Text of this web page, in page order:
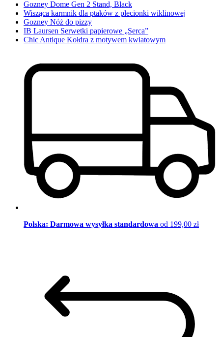
Gozney Dome Gen 2 Stand, Black
Wisząca karmnik dla ptaków z plecionki wiklinowej
Gozney Nóż do pizzy
IB Laursen Serwetki papierowe „Serca”
Chic Antique Kołdra z motywem kwiatowym
Polska: Darmowa wysyłka standardowa od 199,00 zł